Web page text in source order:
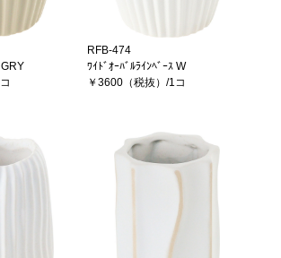
GRY
RFB-474
ﾜｲﾄﾞｵｰﾊﾞﾙﾗｲﾝﾍﾞｰｽ W
￥3600（税抜）/1コ